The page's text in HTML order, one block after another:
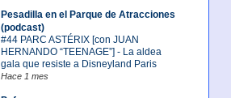
Pesadilla en el Parque de Atracciones
(podcast)
#44 PARC ASTÉRIX [con JUAN
HERNANDO “TEENAGE”] - La aldea
gala que resiste a Disneyland Paris
Hace 1 mes